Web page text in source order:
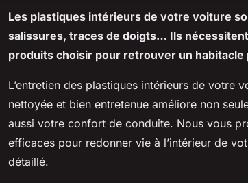
Les plastiques intérieurs de votre voiture
salissures, traces de doigts… Ils
produits choisir pour retrouver un habitacle
L’entretien des plastiques intérieurs de votre
nettoyée et bien entretenue améliore non
aussi votre confort de conduite. Nous vous
efficaces pour redonner vie à l’intérieur de
détaillé.